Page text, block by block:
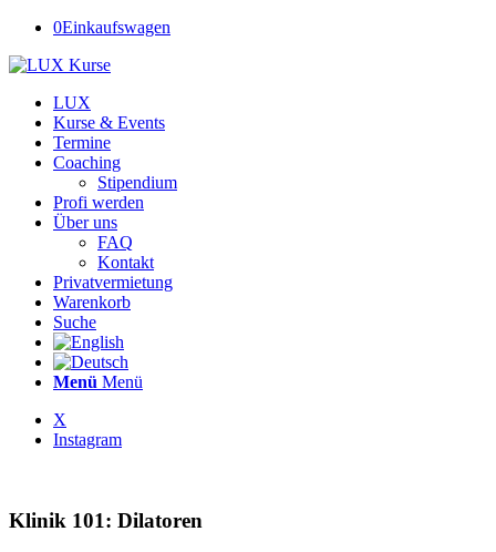
0Einkaufswagen
LUX
Kurse & Events
Termine
Coaching
Stipendium
Profi werden
Über uns
FAQ
Kontakt
Privatvermietung
Warenkorb
Suche
Menü Menü
X
Instagram
Klinik 101: Dilatoren